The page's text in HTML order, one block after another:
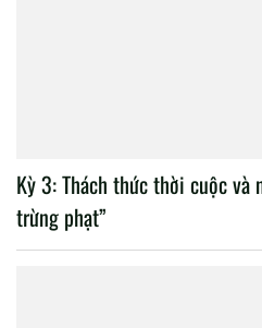
Kỳ 3: Thách thức thời cuộc
trừng phạt”